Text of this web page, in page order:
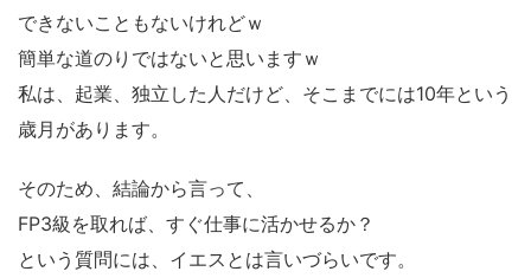
できないこともないけれどｗ
簡単な道のりではないと思いますｗ
私は、起業、独立した人だけど、そこまでには10年という
歳月があります。
そのため、結論から言って、
FP3級を取れば、すぐ仕事に活かせるか？
という質問には、イエスとは言いづらいです。